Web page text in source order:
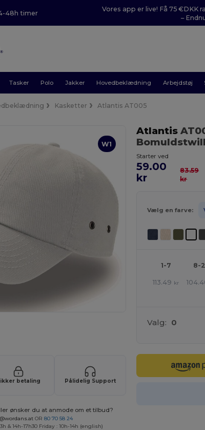
48h timer
Vores app er live! Få 75 €DKK
–
Tasker Polo Jakker Hovedbeklædning Arbejdstøj
Kasketter Atlantis AT005
W1
betaling Pålidelig Support
ønsker du at anmode om et tilbud?
OR80 70 58 24
& 14h-17h30 Friday : 10h-14h (english)
Atlantis
Bomuldstwill
Starter ved
59.00
kr
83.59
kr
Vælg en farve:
1-7 8-
113.49 kr
Valg: 0